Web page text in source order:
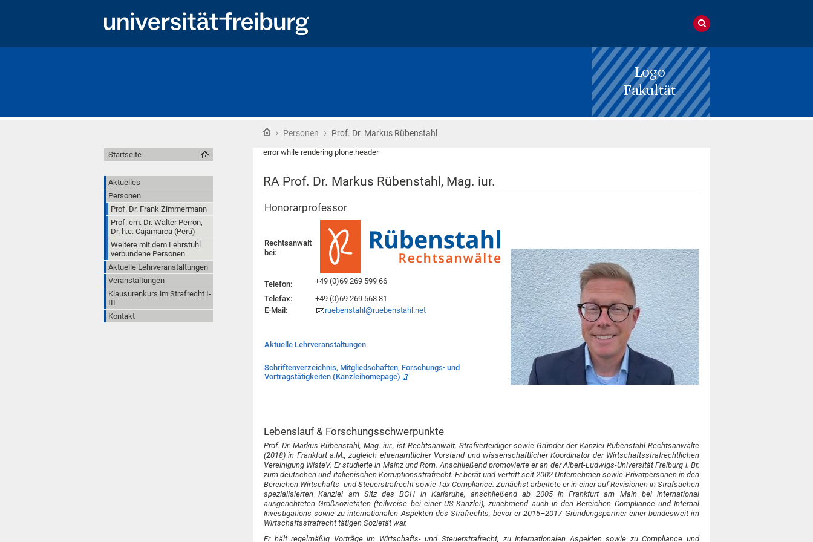
Startseite
› Personen › Prof. Dr. Markus Rübenstahl
error while rendering plone.header
RA Prof. Dr. Markus Rübenstahl, Mag. iur.
Honorarprofessor
Rechtsanwalt
bei:
Telefon:
+49 (0)69 269 599 66
Telefax:
+49 (0)69 269 568 81
E-Mail:
ruebenstahl@ruebenstahl.net
Aktuelle Lehrveranstaltungen
Schriftenverzeichnis, Mitgliedschaften, Forschungs- und
Vortragstätigkeiten (Kanzleihomepage)
Lebenslauf & Forschungsschwerpunkte
Prof. Dr. Markus Rübenstahl, Mag. iur., ist Rechtsanwalt, Strafverteidiger sowie Gründer der Kanzlei Rübenstahl Rechtsanwälte
(2018) in Frankfurt a.M., zugleich ehrenamtlicher Vorstand und wissenschaftlicher Koordinator der Wirtschaftsstrafrechtlichen
Vereinigung WisteV. Er studierte in Mainz und Rom. Anschließend promovierte er an der Albert-Ludwigs-Universität Freiburg i. Br.
zum deutschen und italienischen Korruptionsstrafrecht. Er berät und vertritt seit 2002 Unternehmen sowie Privatpersonen in den
Bereichen Wirtschafts- und Steuerstrafrecht sowie Tax Compliance. Zunächst arbeitete er in einer auf Revisionen in Strafsachen
spezialisierten Kanzlei am Sitz des BGH in Karlsruhe, anschließend ab 2005 in Frankfurt am Main bei international
ausgerichteten Großsozietäten (teilweise bei einer US-Kanzlei), zunehmend auch in den Bereichen Compliance und Internal
Investigations sowie zu internationalen Aspekten des Strafrechts, bevor er 2015–2017 Gründungspartner einer bundesweit im
Wirtschaftsstrafrecht tätigen Sozietät war.
Er hält regelmäßig Vorträge im Wirtschafts- und Steuerstrafrecht, zu Internationalen Aspekten sowie zu Compliance und
Startseite
Aktuelles
Personen
Prof. Dr. Frank Zimmermann
Prof. em. Dr. Walter Perron,
Dr. h.c. Cajamarca (Perú)
Weitere mit dem Lehrstuhl
verbundene Personen
Aktuelle Lehrveranstaltungen
Veranstaltungen
Klausurenkurs im Strafrecht I-
III
Kontakt